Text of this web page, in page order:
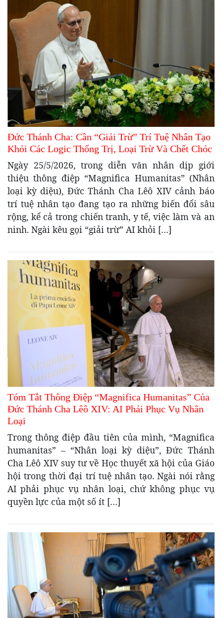
Đức Thánh Cha: Cần “Giải Trừ” Trí Tuệ Nhân Tạo
Khỏi Các Logic Thống Trị, Loại Trừ Và Chết Chóc
Ngày 25/5/2026, trong diễn văn nhân dịp giới
thiệu thông điệp “Magnifica Humanitas” (Nhân
loại kỳ diệu), Đức Thánh Cha Lêô XIV cảnh báo
trí tuệ nhân tạo đang tạo ra những biến đổi sâu
rộng, kể cả trong chiến tranh, y tế, việc làm và an
ninh. Ngài kêu gọi “giải trừ” AI khỏi […]
Tóm Tắt Thông Điệp “Magnifica Humanitas” Của
Đức Thánh Cha Lêô XIV: AI Phải Phục Vụ Nhân
Loại
Trong thông điệp đầu tiên của mình, “Magnifica
humanitas” – “Nhân loại kỳ diệu”, Đức Thánh
Cha Lêô XIV suy tư về Học thuyết xã hội của Giáo
hội trong thời đại trí tuệ nhân tạo. Ngài nói rằng
AI phải phục vụ nhân loại, chứ không phục vụ
quyền lực của một số ít […]